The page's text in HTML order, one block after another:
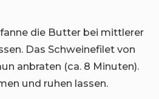
die Butter bei mittlerer
Das Schweinefilet von
anbraten (ca. 8 Minuten).
und ruhen lassen.